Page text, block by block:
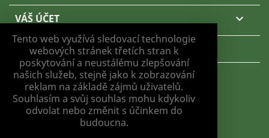
VÁŠ ÚČET 
KONTAKTNÍ ÚDAJE
NASTAVENÍ COOKIES
Tento web využívá sledovací technologie
webových stránek třetích stran k
poskytování a neustálému zlepšování
našich služeb, stejně jako k zobrazování
reklam na základě zájmů uživatelů.
Souhlasím a svůj souhlas mohu kdykoliv
odvolat nebo změnit s účinkem do
budoucna.